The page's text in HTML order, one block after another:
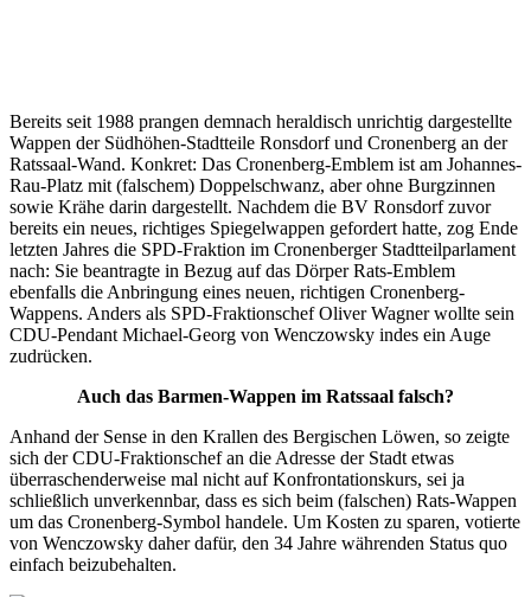
Bereits seit 1988 prangen demnach heraldisch unrichtig dargestellte
Wappen der Südhöhen-Stadtteile Ronsdorf und Cronenberg an der
Ratssaal-Wand. Konkret: Das Cronenberg-Emblem ist am Johannes-
Rau-Platz mit (falschem) Doppelschwanz, aber ohne Burgzinnen
sowie Krähe darin dargestellt. Nachdem die BV Ronsdorf zuvor
bereits ein neues, richtiges Spiegelwappen gefordert hatte, zog Ende
letzten Jahres die SPD-Fraktion im Cronenberger Stadtteilparlament
nach: Sie beantragte in Bezug auf das Dörper Rats-Emblem
ebenfalls die Anbringung eines neuen, richtigen Cronenberg-
Wappens. Anders als SPD-Fraktionschef Oliver Wagner wollte sein
CDU-Pendant Michael-Georg von Wenczowsky indes ein Auge
zudrücken.
Auch das Barmen-Wappen im Ratssaal falsch?
Anhand der Sense in den Krallen des Bergischen Löwen, so zeigte
sich der CDU-Fraktionschef an die Adresse der Stadt etwas
überraschenderweise mal nicht auf Konfrontationskurs, sei ja
schließlich unverkennbar, dass es sich beim (falschen) Rats-Wappen
um das Cronenberg-Symbol handele. Um Kosten zu sparen, votierte
von Wenczowsky daher dafür, den 34 Jahre währenden Status quo
einfach beizubehalten.